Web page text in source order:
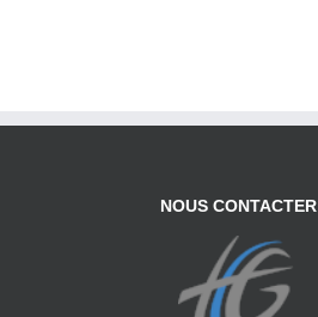
NOUS CONTACTER